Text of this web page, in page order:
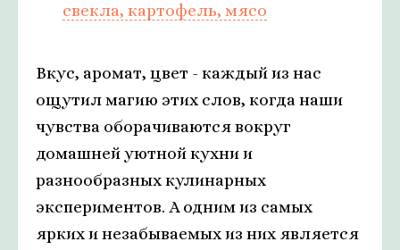
свекла, картофель, мясо
Вкус, аромат, цвет - каждый из нас
ощутил магию этих слов, когда наши
чувства оборачиваются вокруг
домашней уютной кухни и
разнообразных кулинарных
экспериментов. А одним из самых
ярких и незабываемых из них является